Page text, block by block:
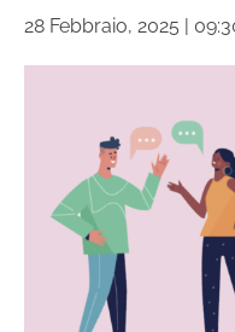
28 Febbraio, 2025 |